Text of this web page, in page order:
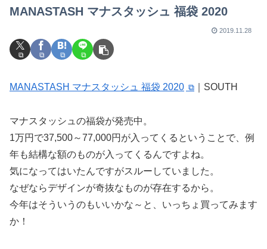
MANASTASH マナスタッシュ 福袋 2020
2019.11.28
MANASTASH マナスタッシュ 福袋 2020 ｜SOUTH
マナスタッシュの福袋が発売中。
1万円で37,500～77,000円が入ってくるということで、例
年も結構な額のものが入ってくるんですよね。
気になってはいたんですがスルーしていました。
なぜならデザインが奇抜なものが存在するから。
今年はそういうのもいいかな～と、いっちょ買ってみます
か！